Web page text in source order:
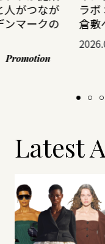
人がつなが
ンマークの
Promotion
ラボ
倉敷
Latest